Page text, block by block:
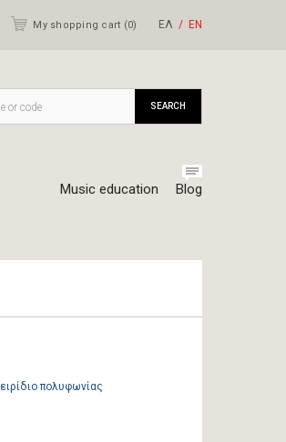
My shopping cart (0) ΕΛ ΕΝ
Music education Blog
SEARCH